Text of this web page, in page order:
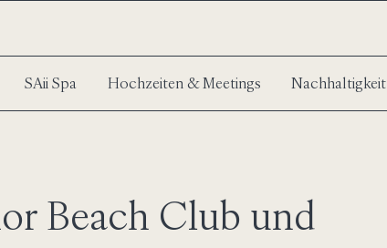
SAii Spa Hochzeiten & Meetings Nachhaltigkeit
Beach Club und